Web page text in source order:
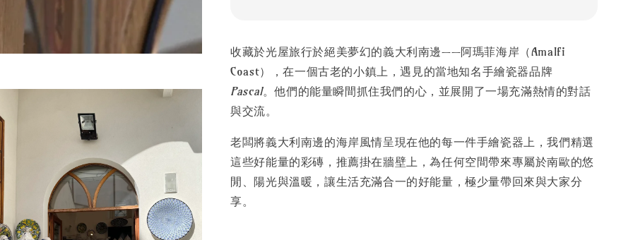
收藏於光屋旅行於絕美夢幻的義大利南邊——阿瑪菲海岸（Amalfi
Coast），在一個古老的小鎮上，遇見的當地知名手繪瓷器品牌
Pascal。他們的能量瞬間抓住我們的心，並展開了一場充滿熱情的對話
與交流。
老闆將義大利南邊的海岸風情呈現在他的每一件手繪瓷器上，我們精選
這些好能量的彩磚，推薦掛在牆壁上，為任何空間帶來專屬於南歐的悠
閒、陽光與溫暖，讓生活充滿合一的好能量，極少量帶回來與大家分
享。